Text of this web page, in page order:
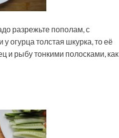
разрежьте пополам, с
огурца толстая шкурка, то её
и рыбу тонкими полосками, как